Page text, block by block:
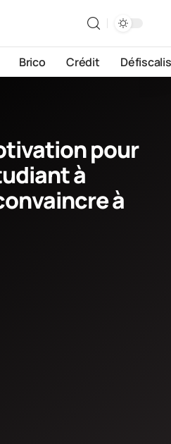
Brico Crédit
pour
à
à